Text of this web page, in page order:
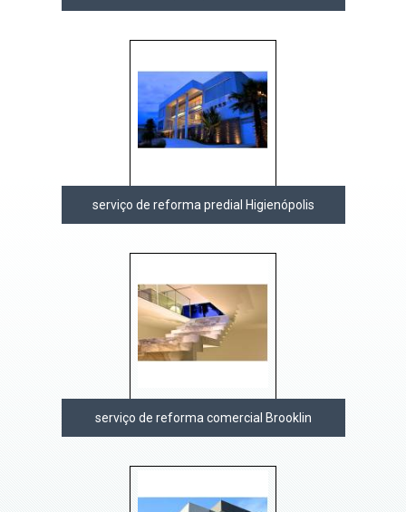
serviço de reforma predial Higienópolis
serviço de reforma comercial Brooklin